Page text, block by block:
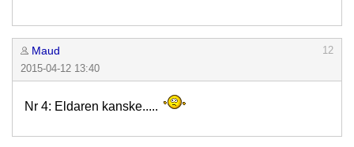
Maud
12
2015-04-12 13:40
Nr 4: Eldaren kanske.....